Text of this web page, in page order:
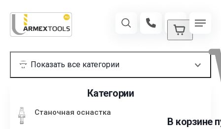
В корзине
Категории
Станочная оснастка